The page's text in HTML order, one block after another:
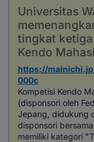
Universitas
tingkat
Kendo
https://
000c
Kompetisi Kendo
(disponsori oleh
Jepang, didukung
disponsori
memiliki kategori